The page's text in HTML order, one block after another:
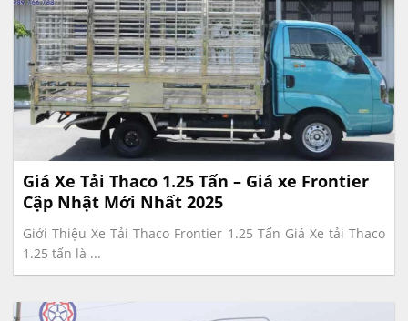
Giá Xe Tải Thaco 1.25 Tấn – Giá xe Frontier
Cập Nhật Mới Nhất 2025
Giới Thiệu Xe Tải Thaco Frontier 1.25 Tấn Giá Xe tải Thaco
1.25 tấn là ...